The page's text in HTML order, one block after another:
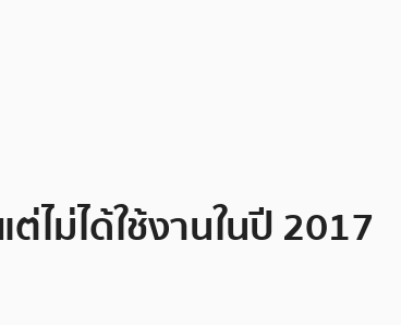
ม่ได้ใช้งานในปี 2017